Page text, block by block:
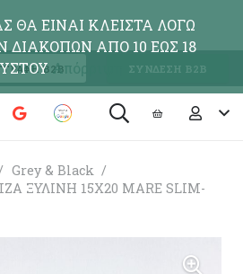
Β2Β ΣΥΝΔΕΣΗ Β2Β
Grey & Black /
ΞΥΛΙΝΗ 15X20 MARE SLIM-
ΘΑ ΕΙΝΑΙ ΚΛΕΙΣΤΑ ΛΟΓΩ
ΔΙΑΚΟΠΩΝ ΑΠΟ 10 ΕΩΣ 18
Απόρριψη